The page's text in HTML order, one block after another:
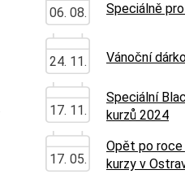
06. 08. Speciálně
24. 11. Vánoční
17. 11.
Speciální
kurzů 2024
17. 05.
Opět po roce
kurzy v